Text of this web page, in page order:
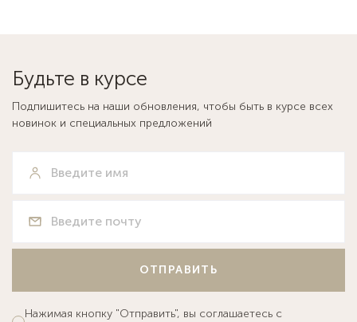
Будьте в курсе
Подпишитесь на наши обновления, чтобы быть в курсе всех
новинок и специальных предложений
ОТПРАВИТЬ
Нажимая кнопку "Отправить", вы соглашаетесь с